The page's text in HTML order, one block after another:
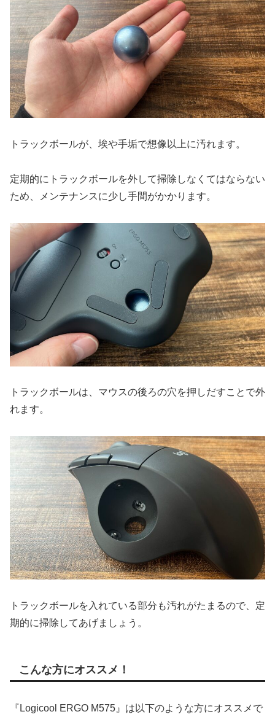
トラックボールが、埃や手垢で想像以上に汚れます。
定期的にトラックボールを外して掃除しなくてはならない
ため、メンテナンスに少し手間がかかります。
トラックボールは、マウスの後ろの穴を押しだすことで外
れます。
トラックボールを入れている部分も汚れがたまるので、定
期的に掃除してあげましょう。
こんな方にオススメ！
『Logicool ERGO M575』は以下のような方にオススメで